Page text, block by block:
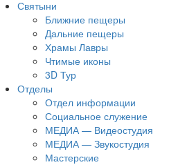
Святыни
Ближние пещеры
Дальние пещеры
Храмы Лавры
Чтимые иконы
3D Тур
Отделы
Отдел информации
Социальное служение
МЕДИА — Видеостудия
МЕДИА — Звукостудия
Мастерские